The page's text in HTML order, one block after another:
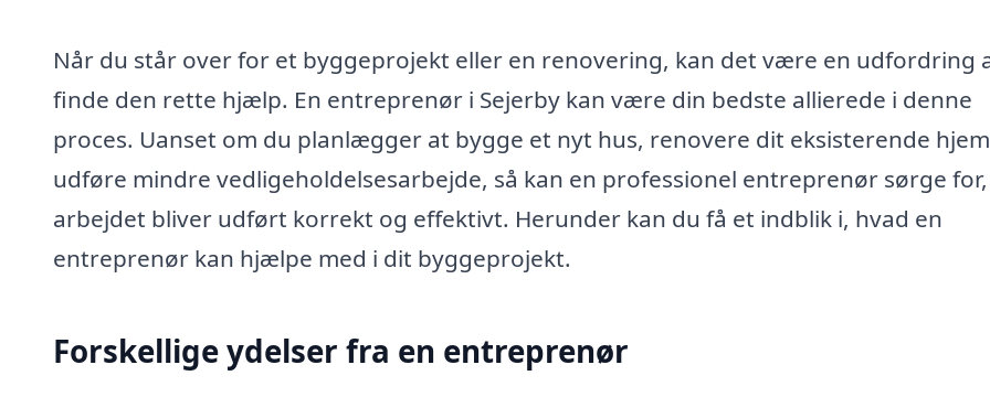
Når du står over for et byggeprojekt eller en renovering, kan det være en udfordring
finde den rette hjælp. En entreprenør i Sejerby kan være din bedste allierede i denne
proces. Uanset om du planlægger at bygge et nyt hus, renovere dit eksisterende
udføre mindre vedligeholdelsesarbejde, så kan en professionel entreprenør sørge
arbejdet bliver udført korrekt og effektivt. Herunder kan du få et indblik i, hvad en
entreprenør kan hjælpe med i dit byggeprojekt.
Forskellige ydelser fra en entreprenør